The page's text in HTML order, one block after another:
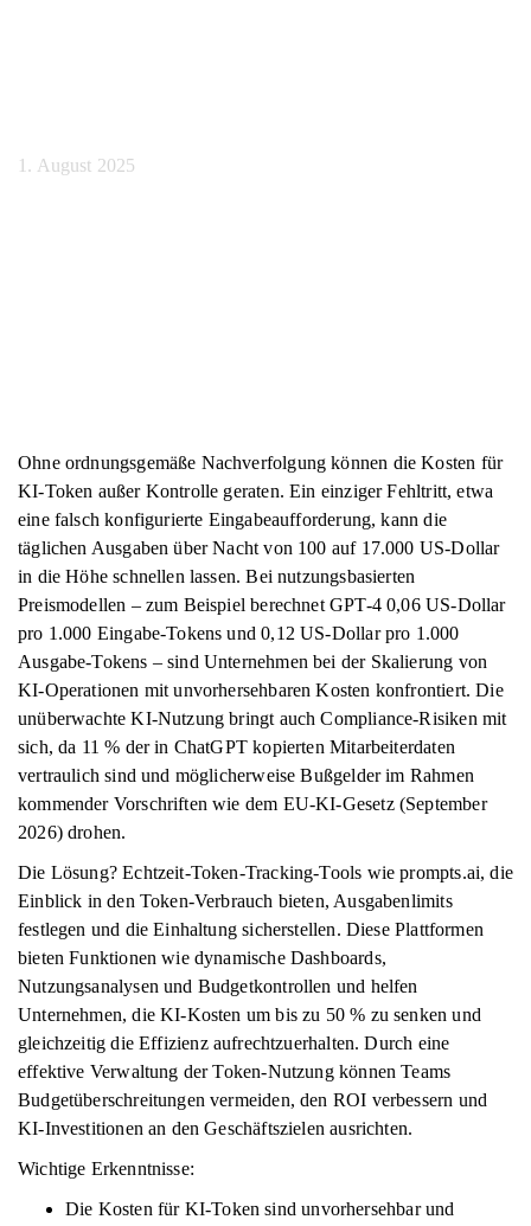
1. August 2025
Ohne ordnungsgemäße Nachverfolgung können die Kosten für
KI-Token außer Kontrolle geraten. Ein einziger Fehltritt, etwa
eine falsch konfigurierte Eingabeaufforderung, kann die
täglichen Ausgaben über Nacht von 100 auf 17.000 US-Dollar
in die Höhe schnellen lassen. Bei nutzungsbasierten
Preismodellen – zum Beispiel berechnet GPT-4 0,06 US-Dollar
pro 1.000 Eingabe-Tokens und 0,12 US-Dollar pro 1.000
Ausgabe-Tokens – sind Unternehmen bei der Skalierung von
KI-Operationen mit unvorhersehbaren Kosten konfrontiert. Die
unüberwachte KI-Nutzung bringt auch Compliance-Risiken mit
sich, da 11 % der in ChatGPT kopierten Mitarbeiterdaten
vertraulich sind und möglicherweise Bußgelder im Rahmen
kommender Vorschriften wie dem EU-KI-Gesetz (September
2026) drohen.
Die Lösung? Echtzeit-Token-Tracking-Tools wie prompts.ai, die
Einblick in den Token-Verbrauch bieten, Ausgabenlimits
festlegen und die Einhaltung sicherstellen. Diese Plattformen
bieten Funktionen wie dynamische Dashboards,
Nutzungsanalysen und Budgetkontrollen und helfen
Unternehmen, die KI-Kosten um bis zu 50 % zu senken und
gleichzeitig die Effizienz aufrechtzuerhalten. Durch eine
effektive Verwaltung der Token-Nutzung können Teams
Budgetüberschreitungen vermeiden, den ROI verbessern und
KI-Investitionen an den Geschäftszielen ausrichten.
Wichtige Erkenntnisse:
Die Kosten für KI-Token sind unvorhersehbar und